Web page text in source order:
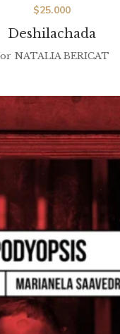
Deshilachada
$25.000
NATALIA BERICAT